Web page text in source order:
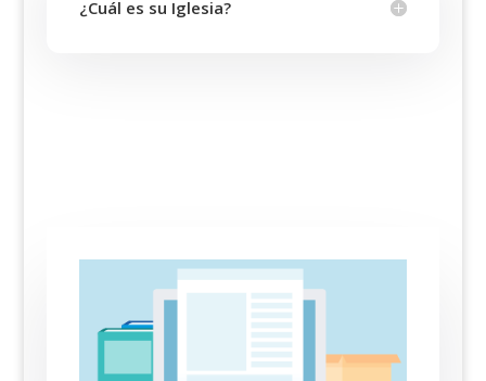
¿Cuál es su Iglesia?